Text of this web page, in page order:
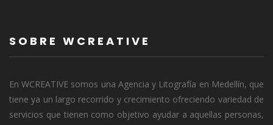
SOBRE WCREATIVE
En WCREATIVE somos una Agencia y Litografía en Medellín, que
tiene ya un largo recorrido y crecimiento ofreciendo variedad de
servicios que tienen como objetivo ayudar a aquellas personas,